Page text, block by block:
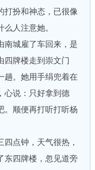
打扮和神态，已很像
人注意她。
城雇了车回来，是
四牌楼走到崇文门
趟。她用手绢兜着在
心说：只好拿到德
。顺便再打听打听杨
点钟，天气很热，
东四牌楼，忽见道旁